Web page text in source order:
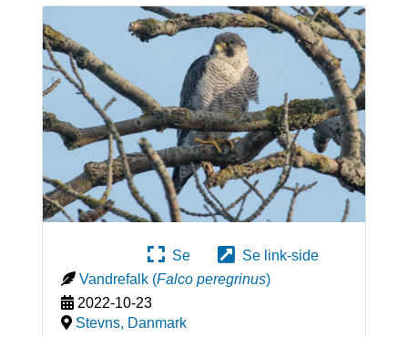
Se
Se link-side
Vandrefalk (Falco peregrinus)
2022-10-23
Stevns, Danmark